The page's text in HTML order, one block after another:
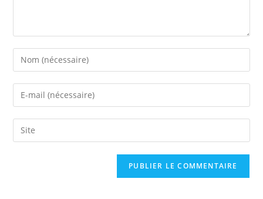
Enter
your
name
comment
Enter
your
email
address
Saisir
l’URL